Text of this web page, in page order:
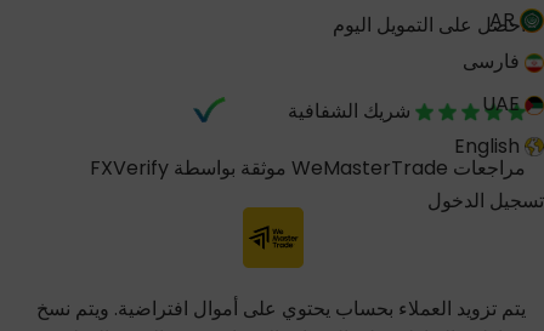
AR
فارسی
UAE
تسجيل الدخول
احصل على التمويل اليوم
شريك الشفافية
مراجعات WeMasterTrade موثقة بواسطة FXVerify
يتم تزويد العملاء بحساب يحتوي على أموال افتراضية. ويتم نسخ